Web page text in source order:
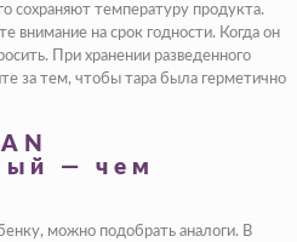
сохраняют температуру продукта.
внимание на срок годности. Когда он
При хранении разведенного
за тем, чтобы тара была герметично
— чем
можно подобрать аналоги. В